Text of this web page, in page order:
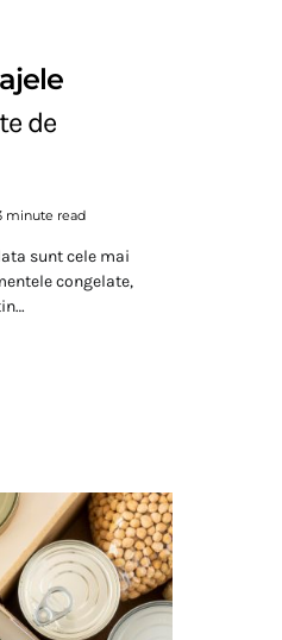
de
minute read
sunt cele mai
congelate,